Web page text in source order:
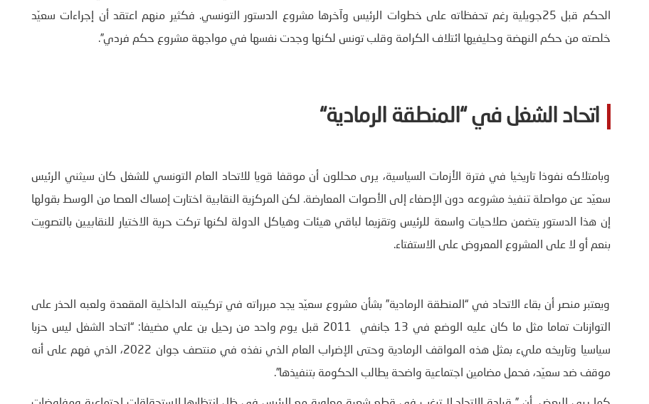
الحكم قبل 25جويلية رغم تحفظاته على خطوات الرئيس وآخرها مشروع الدستور التونسي. فكثير منهم اعتقد أن إجراءات سعيّد
خلصته من حكم النهضة وحليفيها ائتلاف الكرامة وقلب تونس لكنها وجدت نفسها في مواجهة مشروع حكم فردي”.
اتحاد الشغل في “المنطقة الرمادية“
وبامتلاكه نفوذا تاريخيا في فترة الأزمات السياسية، يرى محللون أن موقفا قويا للاتحاد العام التونسي للشغل كان سيثني الرئيس
سعيّد عن مواصلة تنفيذ مشروعه دون الإصغاء إلى الأصوات المعارضة. لكن المركزية النقابية اختارت إمساك العصا من الوسط بقولها
إن هذا الدستور يتضمن صلاحيات واسعة للرئيس وتقزيما لباقي هيئات وهياكل الدولة لكنها تركت حرية الاختيار للنقابيين بالتصويت
بنعم أو لا على المشروع المعروض على الاستفتاء.
ويعتبر منصر أن بقاء الاتحاد في “المنطقة الرمادية” بشأن مشروع سعيّد يجد مبرراته في تركيبته الداخلية المقعدة ولعبه الحذر على
التوازنات تماما مثل ما كان عليه الوضع في 13 جانفي 2011 قبل يوم واحد من رحيل بن علي مضيفا: “اتحاد الشغل ليس حزبا
سياسيا وتاريخه مليء بمثل هذه المواقف الرمادية وحتى الإضراب العام الذي نفذه في منتصف جوان 2022، الذي فهم على أنه
موقف ضد سعيّد، فحمل مضامين اجتماعية واضحة يطالب الحكومة بتنفيذها”.